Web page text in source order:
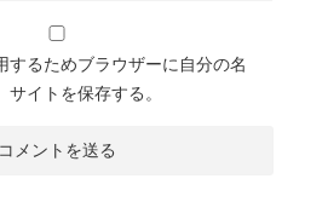
するためブラウザーに自分の名
イトを保存する。